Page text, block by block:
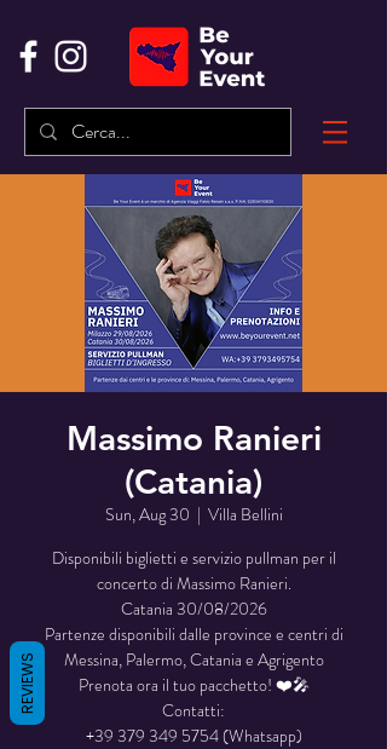
Massimo Ranieri
(Catania)
Sun, Aug 30
  |
Villa Bellini
Disponibili biglietti e servizio pullman per il
concerto di Massimo Ranieri.
Catania 30/08/2026
Partenze disponibili dalle province e centri di
Messina, Palermo, Catania e Agrigento
Prenota ora il tuo pacchetto! ❤️🎤
Contatti:
+39 379 349 5754 (Whatsapp)
REVIEWS